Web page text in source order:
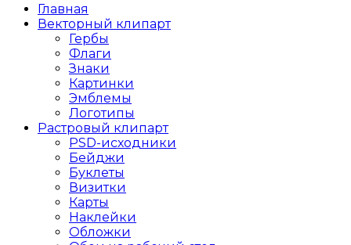
Главная
Векторный клипарт
Гербы
Флаги
Знаки
Картинки
Эмблемы
Логотипы
Растровый клипарт
PSD-исходники
Бейджи
Буклеты
Визитки
Карты
Наклейки
Обложки